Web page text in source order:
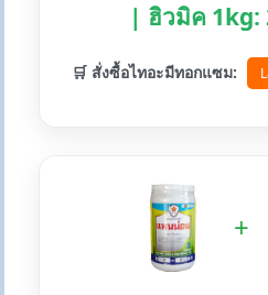
| ฮิวมิค 1kg:
🛒 สั่งซื้อไทอะมีทอกแซม:
+